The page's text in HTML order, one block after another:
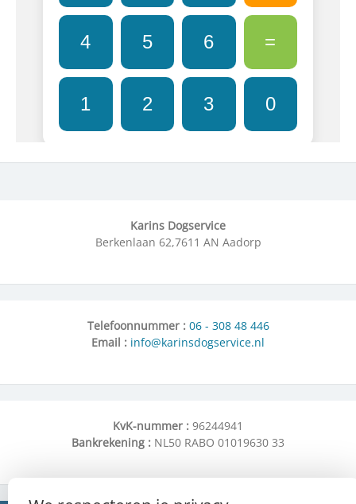
Karins Dogservice
Berkenlaan 62,7611 AN Aadorp
Telefoonnummer : 06 - 308 48 446
Email : info@karinsdogservice.nl
KvK-nummer : 96244941
Bankrekening : NL50 RABO 01019630 33